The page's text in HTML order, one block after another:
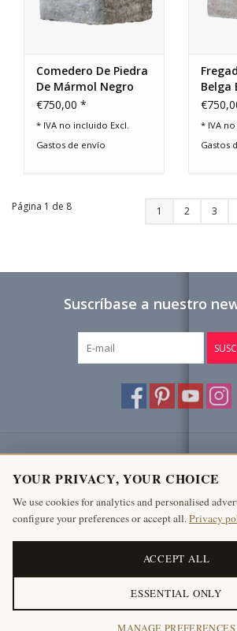
Comedero De Piedra
De Mármol Negro
Belga
€750,00 *
* IVA no incluido Excl.
Gastos de envío
Belga
* IVA no
Gastos
Página 1 de 8 1 2 3
Suscríbase a nuestro
Productos
Mi cuenta
The Antique Fireplace Bank
YOUR PRIVACY, YOUR CHOICE
We use cookies for analytics and personalised
configure your preferences or accept all.Privacy
ACCEPT ALL
ESSENTIAL ONLY
MANAGE PREFERENCES